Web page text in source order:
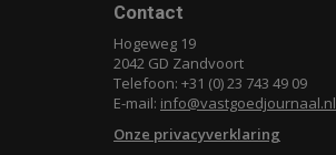
Contact
Hogeweg 19
2042 GD Zandvoort
Telefoon: +31 (0) 23 743 49 09
E-mail: info@vastgoedjournaal.nl
Onze privacyverklaring